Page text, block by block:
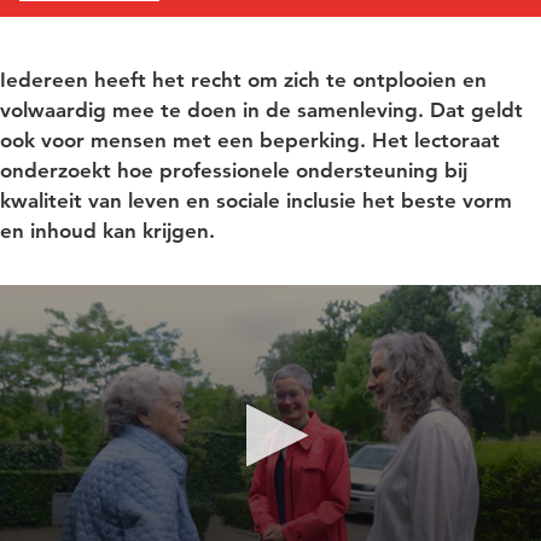
Iedereen heeft het recht om zich te ontplooien en
volwaardig mee te doen in de samenleving. Dat geldt
ook voor mensen met een beperking. Het lectoraat
onderzoekt hoe professionele ondersteuning bij
kwaliteit van leven en sociale inclusie het beste vorm
en inhoud kan krijgen.